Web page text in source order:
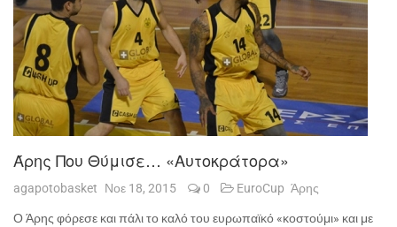
Άρης Που Θύμισε… «Αυτοκράτορα»
agapotobasket Νοε 18, 2015 0 EuroCup Άρης
Ο Άρης φόρεσε και πάλι το καλό του ευρωπαϊκό «κοστούμι» και με